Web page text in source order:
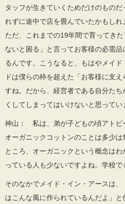
タッフが生きていくためだけのもの
れずに途中で店を畳んでいたかもしれ
ただ、これまでの19年間で育ってき
ないと困る」と言ってお客様の必需
るんです。こうなると、もはやメイ
ドは僕らの枠を超えた「お客様に支
すね。だから、経営者である自分た
くしてしまってはいけないと思ってい
神山： 私は、弟が子どもの頃アトピ
オーガニックコットンのことは多少
ところ、オーガニックという概念は
っている人も少ないですよね。学校で
そのなかでメイド・イン・アースは
はこんな風に作られているんだよ」